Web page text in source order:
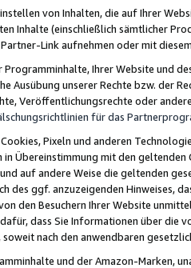
von Inhalten, die auf Ihrer
Inhalte (einschließlich sämtlicher
Link aufnehmen oder mit
Programminhalte, Ihrer Website und
Ausübung unserer Rechte bzw. der
Veröffentlichungsrechte oder
für das
Pixeln und anderen
in Übereinstimmung mit den
auf andere Weise die geltenden
des ggf. anzuzeigenden Hinweises,
den Besuchern Ihrer Website
dass Sie Informationen über die
nach den anwendbaren
und der Amazon-Marken,